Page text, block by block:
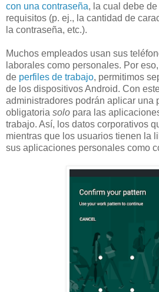
con una contraseña, la cual debe
requisitos (p. ej., la cantidad de
la contraseña, etc.).
Muchos empleados usan sus
laborales como personales. Por
de perfiles de trabajo, permitimos
de los dispositivos Android. Con
administradores podrán aplicar una
obligatoria solo para las
trabajo. Así, los datos corporativos
mientras que los usuarios tienen la
sus aplicaciones personales como